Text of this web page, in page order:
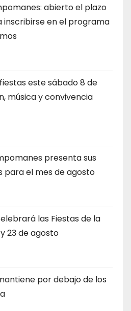
abierto el plazo
inscribirse en el programa
este sábado 8 de
música y convivencia
presenta sus
para el mes de agosto
las Fiestas de la
23 de agosto
por debajo de los